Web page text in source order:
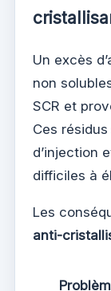
Un excès
non
SCR et
Ces
d’injection
difficiles à
Les
anti-